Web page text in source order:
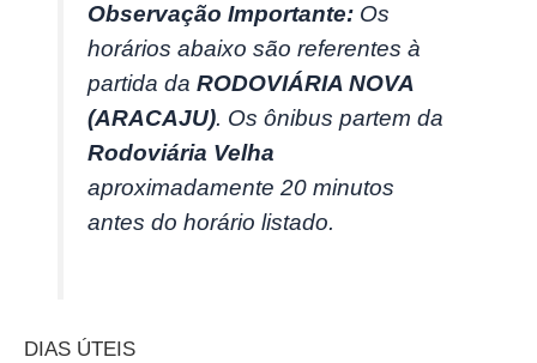
Observação Importante: Os
horários abaixo são referentes à
partida daRODOVIÁRIA NOVA
(ARACAJU). Os ônibus partem da
Rodoviária Velha
aproximadamente 20 minutos
antes do horário listado.
DIAS ÚTEIS